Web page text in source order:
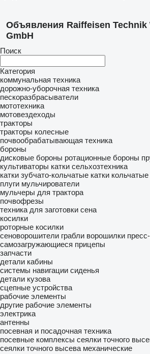
Объявления Raiffeisen Technik
GmbH
Поиск
Категория
коммунальная техника
дорожно-уборочная техника
пескоразбрасыватели
мототехника
мотовездеходы
тракторы
тракторы колесные
почвообрабатывающая техника
бороны
дисковые бороны ротационные бороны
культиваторы катки сельхозтехника
катки зубчато-кольчатые катки кольчатые
плуги мульчирователи
мульчеры для трактора
почвофрезы
техника для заготовки сена
косилки
роторные косилки
сеноворошители грабли ворошилки
самозагружающиеся прицепы
запчасти
детали кабины
системы навигации сиденья
детали кузова
сцепные устройства
рабочие элементы
другие рабочие элементы
электрика
антенны
посевная и посадочная техника
посевные комплексы сеялки точного
сеялки точного высева механические